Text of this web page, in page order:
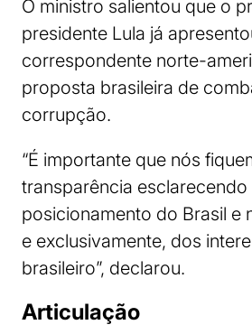
O ministro salientou que o
presidente Lula já
correspondente norte-
proposta brasileira de
corrupção.
“É importante que nós
transparência esclarecendo
posicionamento do Brasil e
e exclusivamente, dos
brasileiro”, declarou.
Articulação